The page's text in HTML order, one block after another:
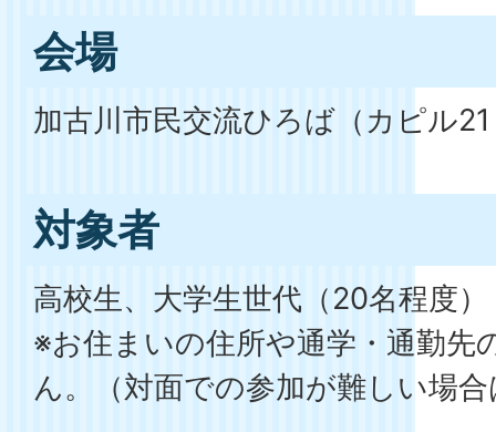
会場
加古川市民交流ひろば（カピル
対象者
高校生、大学生世代（20名程度）
※お住まいの住所や通学・通勤先
ん。（対面での参加が難しい場